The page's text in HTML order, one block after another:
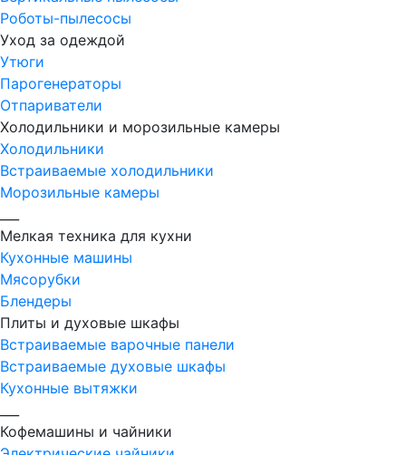
Роботы-пылесосы
Уход за одеждой
Утюги
Парогенераторы
Отпариватели
Холодильники и морозильные камеры
Холодильники
Встраиваемые холодильники
Морозильные камеры
Мелкая техника для кухни
Кухонные машины
Мясорубки
Блендеры
Плиты и духовые шкафы
Встраиваемые варочные панели
Встраиваемые духовые шкафы
Кухонные вытяжки
Кофемашины и чайники